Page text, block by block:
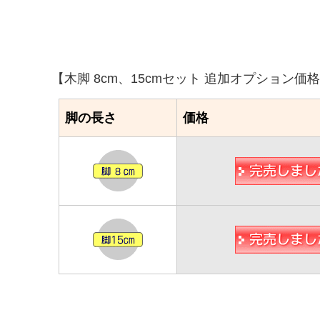
【木脚 8cm、15cmセット 追加オプション価
脚の長さ 価格